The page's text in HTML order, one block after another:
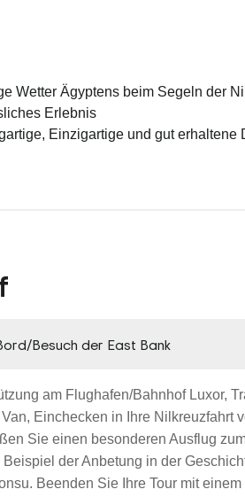
Wetter Ägyptens beim Segeln der Nil
Erlebnis
Einzigartige und gut erhaltene
Besuch der East Bank
am Flughafen/Bahnhof Luxor,
Einchecken in Ihre Nilkreuzfahrt
Sie einen besonderen Ausflug
der Anbetung in der
Beenden Sie Ihre Tour mit